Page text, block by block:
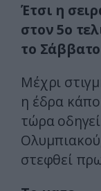
Έτσι η
στον 5ο
το Σάββατο
Μέχρι
η έδρα
τώρα
στεφθεί